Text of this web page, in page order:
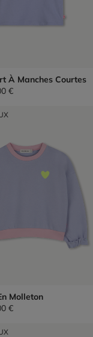
À Manches Courtes
€
Molleton
€